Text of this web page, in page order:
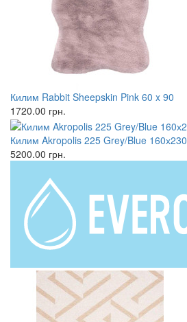
Килим Rabbit Sheepskin Pink 60 x 90
1720.00 грн.
Килим Akropolis 225 Grey/Blue 160х230
5200.00 грн.